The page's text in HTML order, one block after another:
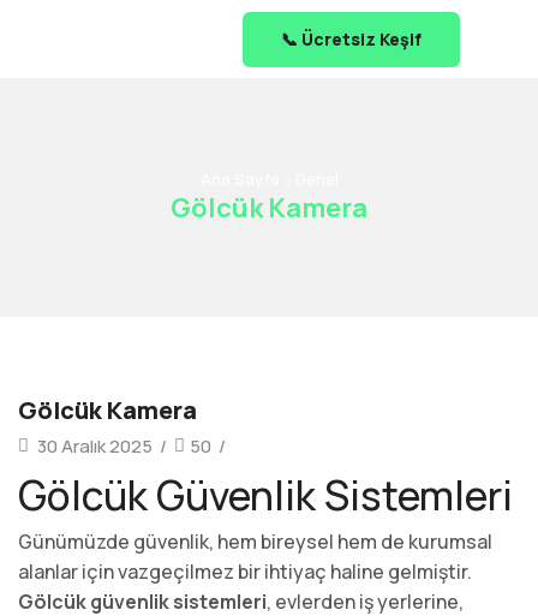
📞 Ücretsiz Keşif
Gölcük Kamera
Gölcük Kamera
30 Aralık 2025 / 50 /
Gölcük Güvenlik Sistemleri
Günümüzde güvenlik, hem bireysel hem de kurumsal
alanlar için vazgeçilmez bir ihtiyaç haline gelmiştir.
Gölcük güvenlik sistemleri, evlerden iş yerlerine,